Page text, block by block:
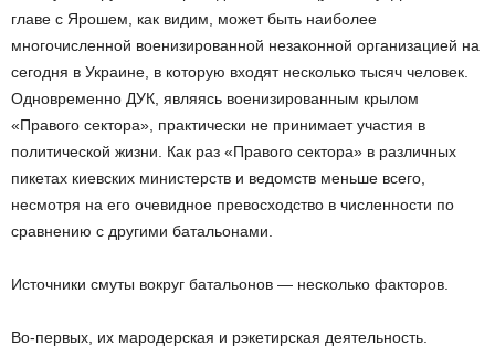
главе с Ярошем, как видим, может быть наиболее
многочисленной военизированной незаконной организацией на
сегодня в Украине, в которую входят несколько тысяч человек.
Одновременно ДУК, являясь военизированным крылом
«Правого сектора», практически не принимает участия в
политической жизни. Как раз «Правого сектора» в различных
пикетах киевских министерств и ведомств меньше всего,
несмотря на его очевидное превосходство в численности по
сравнению с другими батальонами.
Источники смуты вокруг батальонов — несколько факторов.
Во-первых, их мародерская и рэкетирская деятельность.